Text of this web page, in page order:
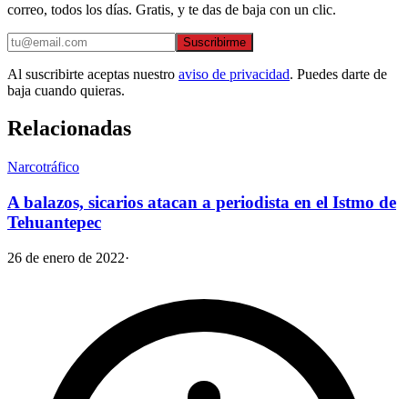
correo, todos los días. Gratis, y te das de baja con un clic.
Suscribirme
Al suscribirte aceptas nuestro aviso de privacidad. Puedes darte de
baja cuando quieras.
Relacionadas
Narcotráfico
A balazos, sicarios atacan a periodista en el Istmo de
Tehuantepec
26 de enero de 2022·